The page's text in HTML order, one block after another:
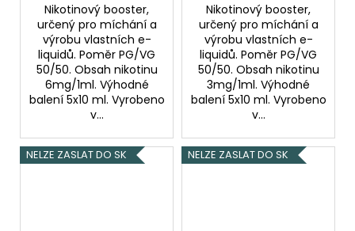
Nikotinový booster,
určený pro míchání a
výrobu vlastních e-
liquidů. Poměr PG/VG
50/50. Obsah nikotinu
6mg/1ml. Výhodné
balení 5x10 ml. Vyrobeno
v...
Nikotinový booster,
určený pro míchání a
výrobu vlastních e-
liquidů. Poměr PG/VG
50/50. Obsah nikotinu
3mg/1ml. Výhodné
balení 5x10 ml. Vyrobeno
v...
NELZE ZASLAT DO SK NELZE ZASLAT DO SK